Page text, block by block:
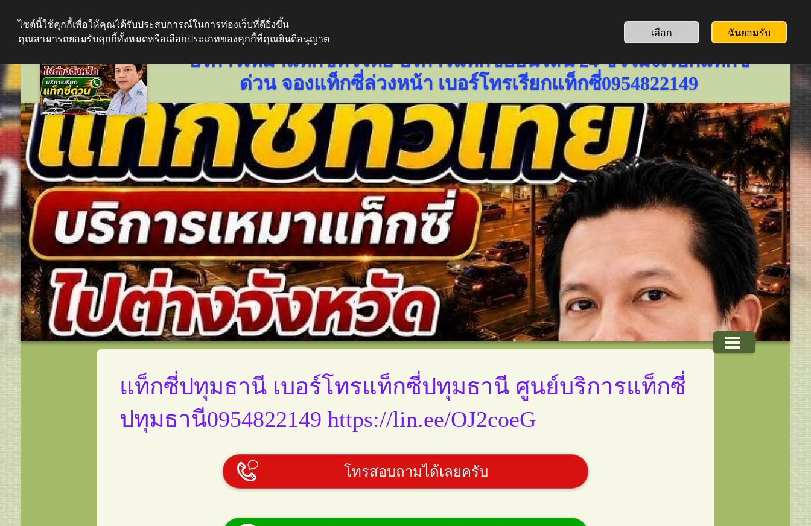
บริการเหมาแท็กซี่ทั่วไทย บริการแท็กซี่ออนไลน์ 24 ชั่วโมงเรียกแท็กซี่
ด่วน จองแท็กซี่ล่วงหน้า เบอร์โทรเรียกแท็กซี่0954822149
บริการเหมาแท็กซี่ทั่วไทย บริการแท็กซี่
ออนไลน์ 24 ชั่วโมง0954822149
ติดต่อเรา
แท็กซี่อยุธยา เบอร์โทรแท็กซี่อยุธยา ศูนย์
บริการแท็กซี่อยุธยา0954822149
แท็กซี่ปทุมธานี เบอร์โทรแท็กซี่ปทุมธานี ศูนย์บริการแท็กซี่
ปทุมธานี0954822149 https://lin.ee/OJ2coeG
โทรสอบถามได้เลยครับ
ไซต์นี้ใช้คุกกี้เพื่อให้คุณได้รับประสบการณ์ในการท่องเว็บที่ดียิ่งขึ้น
คุณสามารถยอมรับคุกกี้ทั้งหมดหรือเลือกประเภทของคุกกี้ที่คุณยินดีอนุญาต
เลือก ฉันยอมรับ